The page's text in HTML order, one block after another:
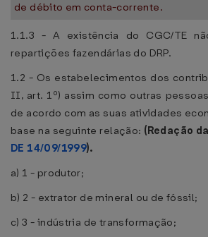
de débito em conta-corrente.
1.1.3 - A existência do CGC/TE
repartições fazendárias do DRP.
1.2 - Os estabelecimentos dos
II, art. 1º) assim como outras
de acordo com as suas atividades
base na seguinte relação: (Redação
DE 14/09/1999).
a) 1 - produtor;
b) 2 - extrator de mineral ou de fóssil;
c) 3 - indústria de transformação;